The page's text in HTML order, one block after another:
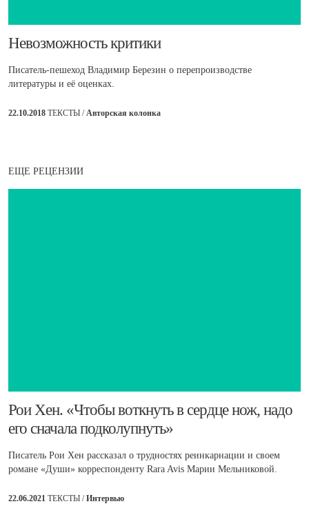
​Невозможность критики
Писатель-пешеход Владимир Березин о перепроизводстве
литературы и её оценках.
22.10.2018 ТЕКСТЫ / Авторская колонка
ЕЩЕ РЕЦЕНЗИИ
​Рои Хен. «Чтобы воткнуть в сердце нож, надо
его сначала подколупнуть»
Писатель Рои Хен рассказал о трудностях реинкарнации и своем
романе «Души» корреспонденту Rara Avis Марии Мельниковой.
22.06.2021 ТЕКСТЫ /Интервью